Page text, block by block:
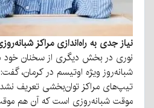
نیاز جدی به راه‌اندازی مراکز
نوری در بخش دیگری از سخنان خود
شبانه‌روز ویژه اوتیسم در کرمان،
تیپ‌های مراکز توان‌بخشی تعریف
موقت شبانه‌روزی است که آن هم